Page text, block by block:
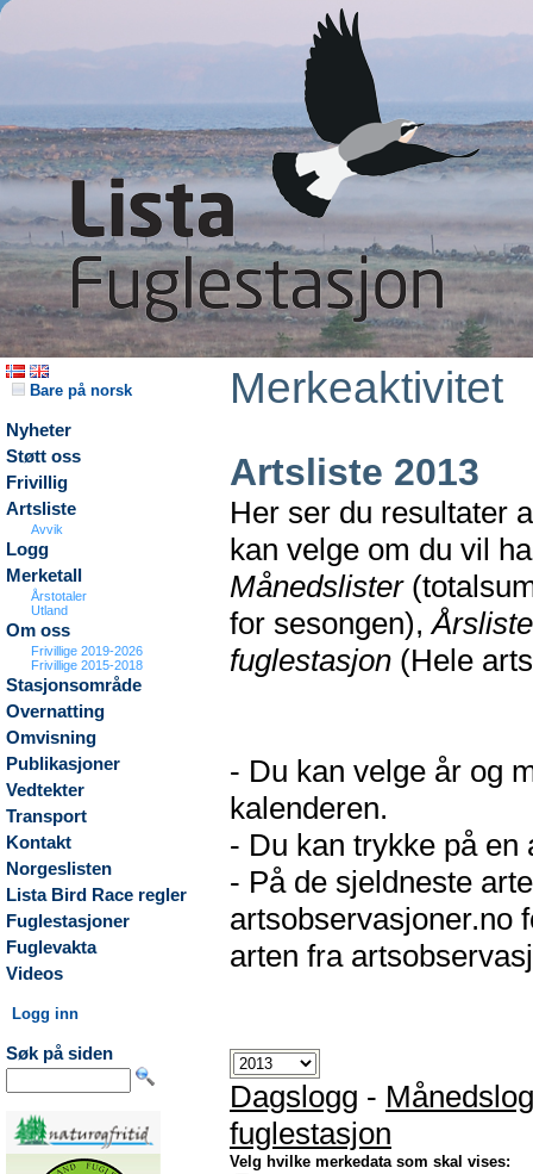
Bare på norsk
Nyheter
Støtt oss
Frivillig
Artsliste
Avvik
Logg
Merketall
Årstotaler
Utland
Om oss
Frivillige 2019-2026
Frivillige 2015-2018
Stasjonsområde
Overnatting
Omvisning
Publikasjoner
Vedtekter
Transport
Kontakt
Norgeslisten
Lista Bird Race regler
Fuglestasjoner
Fuglevakta
Videos
Logg inn
Søk på siden
Merkeaktivitet
Artsliste 2013
Her ser du resultater
kan velge om du vil
Månedslister
for sesongen),
fuglestasjon (Hele
- Du kan velge år og
kalenderen.
- Du kan trykke på en
- På de sjeldneste
artsobservasjoner.no
arten fra
Dagslogg -
fuglestasjon
Velg hvilke merkedata som skal vises: